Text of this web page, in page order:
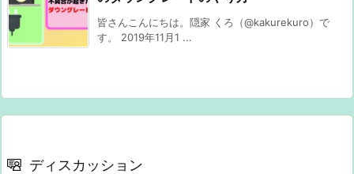
皆さんこんにちは。隠家 くろ（@kakurekuro）で
す。 2019年11月1 ...
ディスカッション